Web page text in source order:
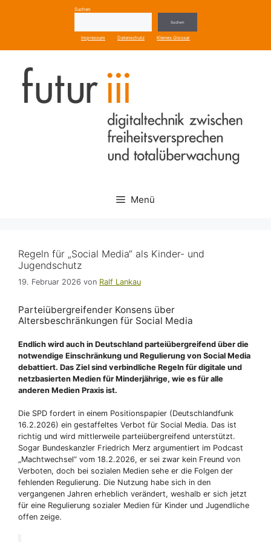
Suchen
Suchen
Impressum Datenschutz Kleines Glossar
Menü
Regeln für „Social Media“ als Kinder- und
Jugendschutz
19. Februar 2026 von Ralf Lankau
Parteiübergreifender Konsens über
Altersbeschränkungen für Social Media
Endlich wird auch in Deutschland parteiübergreifend über die
notwendige Einschränkung und Regulierung von Social Media
debattiert. Das Ziel sind verbindliche Regeln für digitale und
netzbasierten Medien für Minderjährige, wie es für alle
anderen Medien Praxis ist.
Die SPD fordert in einem Positionspapier (Deutschlandfunk
16.2.2026) ein gestaffeltes Verbot für Social Media. Das ist
richtig und wird mittlerweile parteiübergreifend unterstützt.
Sogar Bundeskanzler Friedrich Merz argumentiert im Podcast
„Machtwechsel“ vom 18.2.2026, er sei zwar kein Freund von
Verboten, doch bei sozialen Medien sehe er die Folgen der
fehlenden Regulierung. Die Nutzung habe sich in den
vergangenen Jahren erheblich verändert, weshalb er sich jetzt
für eine Regulierung sozialer Medien für Kinder und Jugendliche
offen zeige.